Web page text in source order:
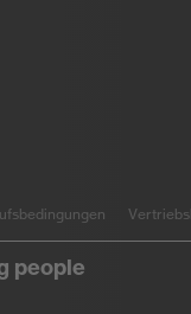
people